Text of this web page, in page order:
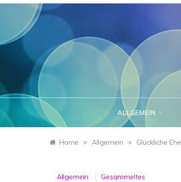
Skip
ALLGEMEIN
Home » Allgemein » Glückliche Ehe
Allgemein Gesammeltes